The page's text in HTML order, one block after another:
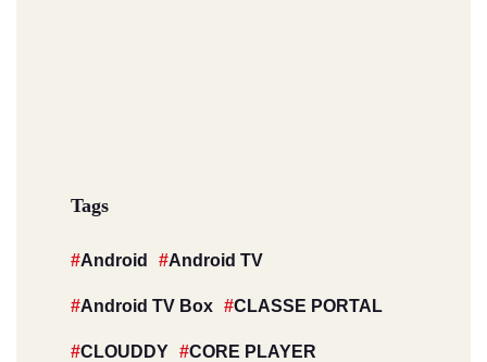
Tags
Android Android TV
Android TV Box CLASSE PORTAL
CLOUDDY CORE PLAYER